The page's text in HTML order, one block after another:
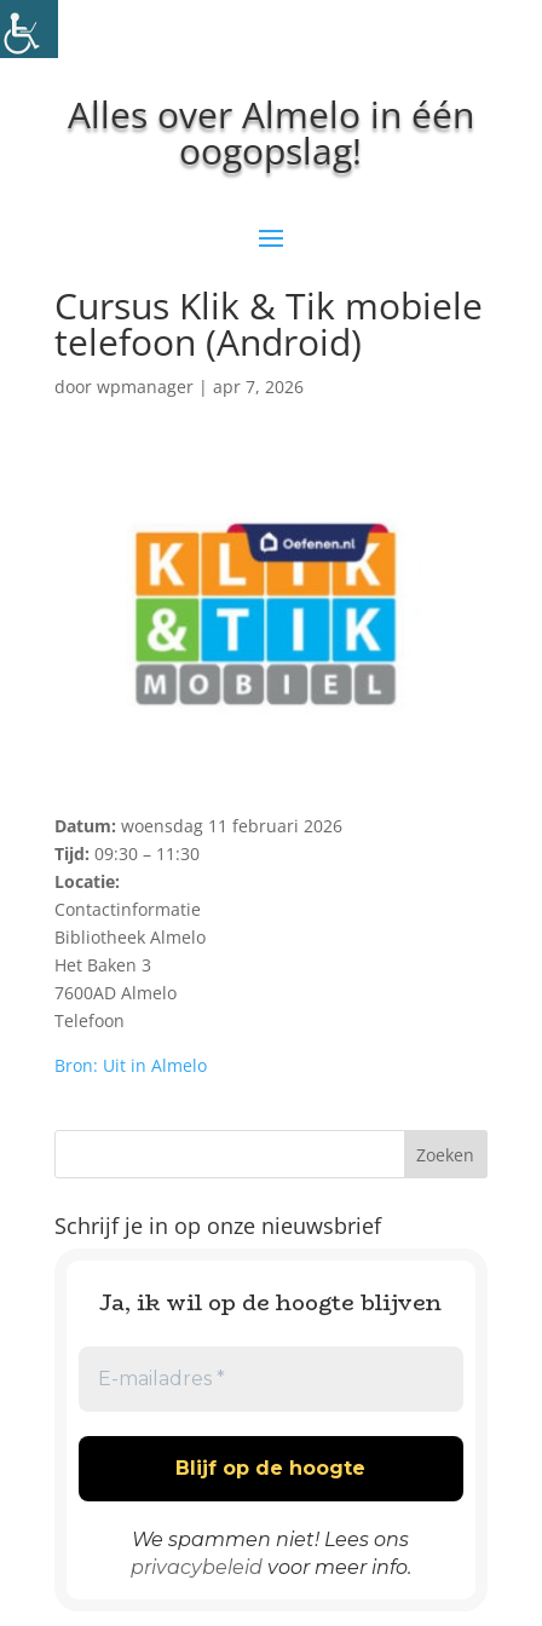
Alles over Almelo in één
oogopslag!
Cursus Klik & Tik mobiele
telefoon (Android)
door wpmanager| apr 7, 2026
Datum: woensdag 11 februari 2026
Tijd: 09:30 – 11:30
Locatie:
Contactinformatie
Bibliotheek Almelo
Het Baken 3
7600AD Almelo
Telefoon
Bron: Uit in Almelo
Schrijf je in op onze nieuwsbrief
Ja, ik wil op de hoogte blijven
We spammen niet! Lees ons
privacybeleidvoor meer info.